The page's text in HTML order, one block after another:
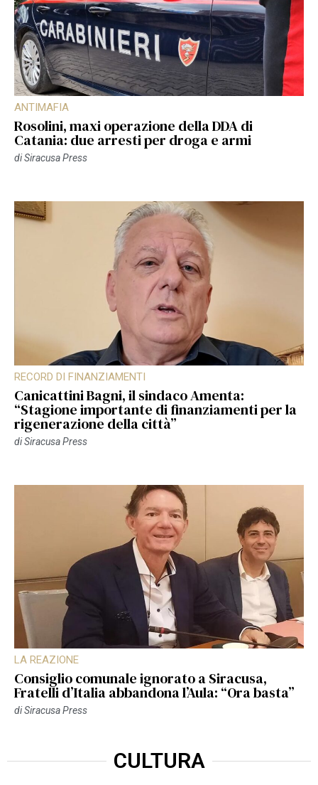
ANTIMAFIA
Rosolini, maxi operazione della DDA di
Catania: due arresti per droga e armi
diSiracusa Press
RECORD DI FINANZIAMENTI
Canicattini Bagni, il sindaco Amenta:
“Stagione importante di finanziamenti per la
rigenerazione della città”
diSiracusa Press
LA REAZIONE
Consiglio comunale ignorato a Siracusa,
Fratelli d’Italia abbandona l’Aula: “Ora basta”
diSiracusa Press
CULTURA